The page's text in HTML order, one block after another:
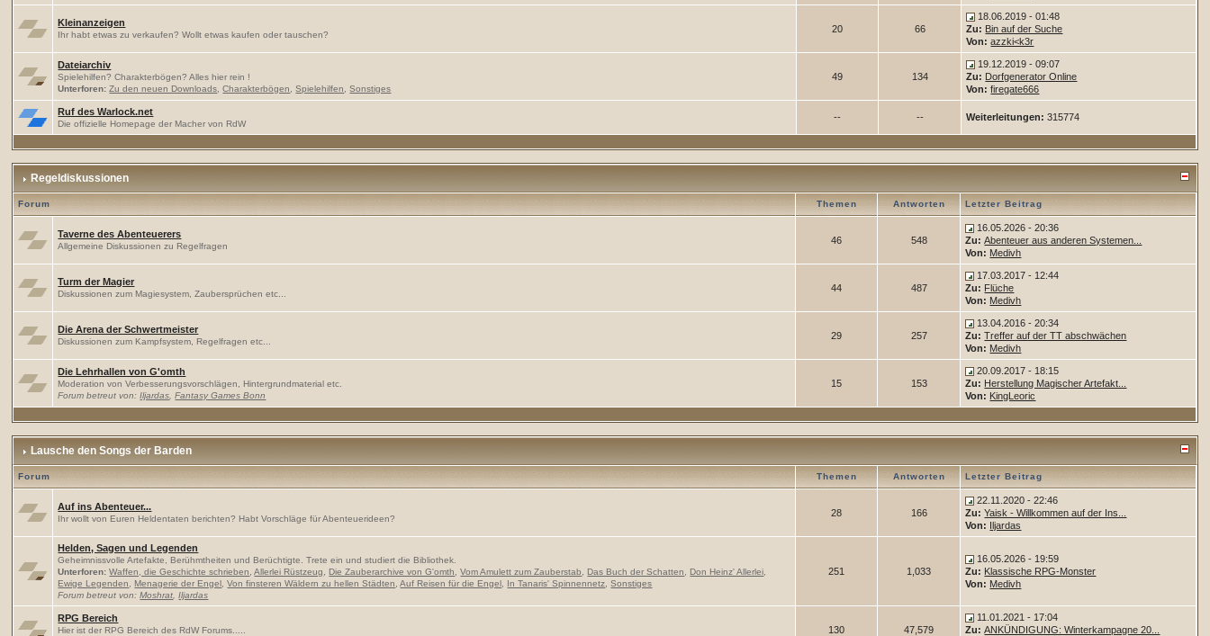
Kleinanzeigen
Ihr habt etwas zu verkaufen? Wollt etwas kaufen oder tauschen?
20 66
18.06.2019 - 01:48
Zu: Bin auf der Suche
Von: azzki<k3r
Dateiarchiv
Spielehilfen? Charakterbögen? Alles hier rein !
Unterforen: Zu den neuen Downloads ,Charakterbögen ,Spielehilfen ,Sonstiges
49 134
19.12.2019 - 09:07
Zu: Dorfgenerator Online
Von: firegate666
Ruf des Warlock.net
Die offizielle Homepage der Macher von RdW
-- -- Weiterleitungen: 315774
Regeldiskussionen
Forum Themen Antworten Letzter Beitrag
Taverne des Abenteuerers
Allgemeine Diskussionen zu Regelfragen
46 548
16.05.2026 - 20:36
Zu: Abenteuer aus anderen Systemen...
Von: Medivh
Turm der Magier
Diskussionen zum Magiesystem, Zaubersprüchen etc...
44 487
17.03.2017 - 12:44
Zu: Flüche
Von: Medivh
Die Arena der Schwertmeister
Diskussionen zum Kampfsystem, Regelfragen etc...
29 257
13.04.2016 - 20:34
Zu: Treffer auf der TT abschwächen
Von: Medivh
Die Lehrhallen von G'omth
Moderation von Verbesserungsvorschlägen, Hintergrundmaterial etc.
Forum betreut von:Iljardas ,Fantasy Games Bonn
15 153
20.09.2017 - 18:15
Zu: Herstellung Magischer Artefakt...
Von: KingLeoric
Lausche den Songs der Barden
Forum Themen Antworten Letzter Beitrag
Auf ins Abenteuer...
Ihr wollt von Euren Heldentaten berichten? Habt Vorschläge für Abenteuerideen?
28 166
22.11.2020 - 22:46
Zu: Yaisk - Willkommen auf der Ins...
Von: Iljardas
Helden, Sagen und Legenden
Geheimnissvolle Artefakte, Berühmtheiten und Berüchtigte. Trete ein und studiert die Bibliothek.
Unterforen: Waffen, die Geschichte schrieben ,Allerlei Rüstzeug Die Zauberarchive von G'omth ,Vom Amulett zum Zauberstab Das Buch der Schatten Don Heinz' Allerlei
Ewige Legenden
Menagerie der Engel ,Von finsteren Wäldern zu hellen Städten ,Auf Reisen für die Engel In Tanaris' Spinnennetz ,Sonstiges
Forum betreut von:Moshrat ,Iljardas
251 1,033
16.05.2026 - 19:59
Zu: Klassische RPG-Monster
Von: Medivh
RPG Bereich
Hier ist der RPG Bereich des RdW Forums.....
130 47,579
11.01.2021 - 17:04
Zu: ANKÜNDIGUNG: Winterkampagne 20...